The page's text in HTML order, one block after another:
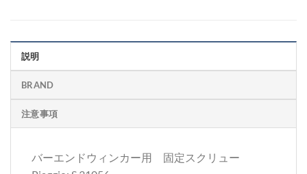
説明
BRAND
注意事項
バーエンドウィンカー用 固定スクリュー